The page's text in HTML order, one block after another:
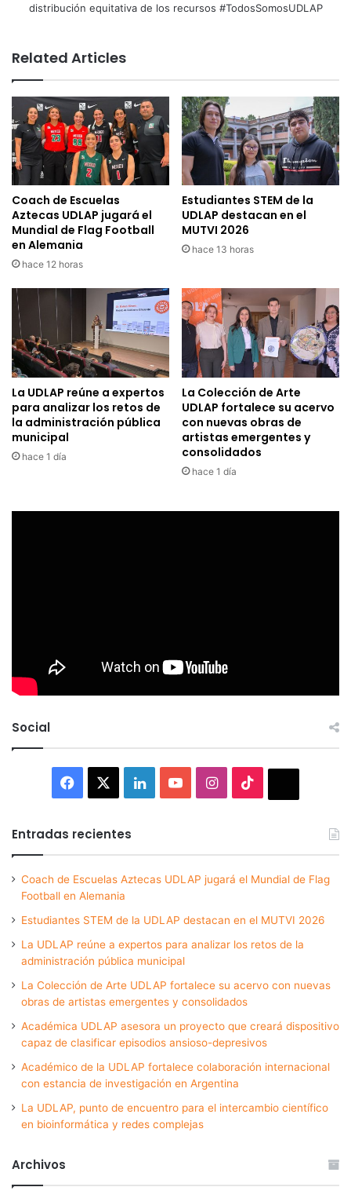
distribución equitativa de los recursos #TodosSomosUDLAP
Related Articles
Coach de Escuelas
Aztecas UDLAP jugará el
Mundial de Flag Football
en Alemania
hace 12 horas
Estudiantes STEM de la
UDLAP destacan en el
MUTVI 2026
hace 13 horas
La UDLAP reúne a expertos
para analizar los retos de
la administración pública
municipal
hace 1 día
La Colección de Arte
UDLAP fortalece su acervo
con nuevas obras de
artistas emergentes y
consolidados
hace 1 día
Social
Facebook LinkedInYouTubeInstagram
Entradas recientes
Coach de Escuelas Aztecas UDLAP jugará el Mundial de Flag
Football en Alemania
Estudiantes STEM de la UDLAP destacan en el MUTVI 2026
La UDLAP reúne a expertos para analizar los retos de la
administración pública municipal
La Colección de Arte UDLAP fortalece su acervo con nuevas
obras de artistas emergentes y consolidados
Académica UDLAP asesora un proyecto que creará dispositivo
capaz de clasificar episodios ansioso-depresivos
Académico de la UDLAP fortalece colaboración internacional
con estancia de investigación en Argentina
La UDLAP, punto de encuentro para el intercambio científico
en bioinformática y redes complejas
Archivos